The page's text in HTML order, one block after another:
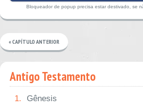
Bloqueador de popup precisa estar destivado, se
« CAPÍTULO ANTERIOR
Antigo Testamento
1.
Gênesis